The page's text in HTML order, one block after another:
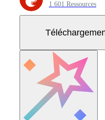
1 601 Ressources